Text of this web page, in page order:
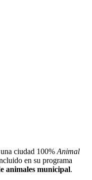
ciudad 100% Animal
en su programa
animales municipal.